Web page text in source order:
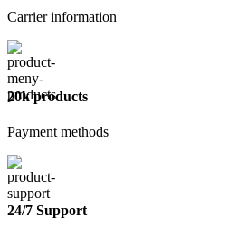
Carrier information
20k products
Payment methods
24/7 Support